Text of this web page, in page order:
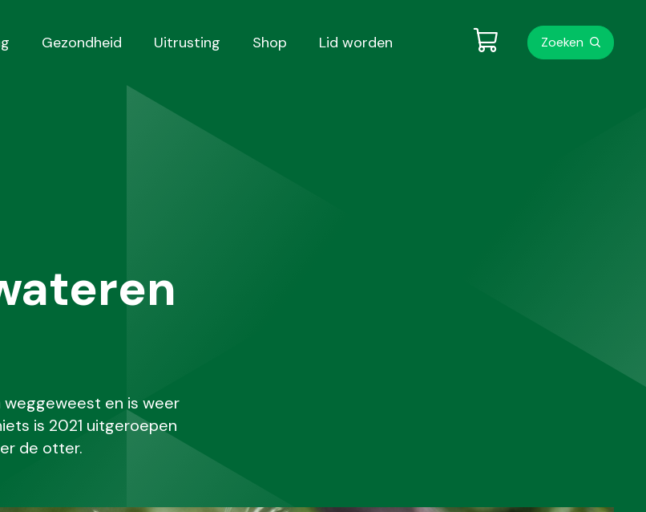
Gezondheid Uitrusting Shop Lid worden Zoeken
en is weer
is 2021 uitgeroepen
de otter.